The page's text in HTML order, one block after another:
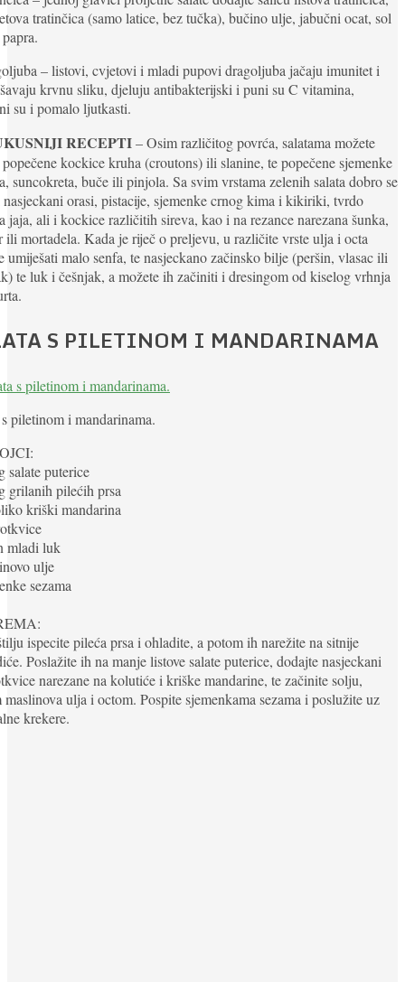
tratinčica (samo latice, bez tučka), bučino ulje, jabučni ocat, sol
– listovi, cvjetovi i mladi pupovi dragoljuba jačaju imunitet i
krvnu sliku, djeluju antibakterijski i puni su C vitamina,
su i pomalo ljutkasti.
RECEPTI– Osim različitog povrća, salatama možete
kockice kruha (croutons) ili slanine, te popečene sjemenke
suncokreta, buče ili pinjola. Sa svim vrstama zelenih salata dobro se
nasjeckani orasi, pistacije, sjemenke crnog kima i kikiriki, tvrdo
jaja, ali i kockice različitih sireva, kao i na rezance narezana šunka,
ili mortadela. Kada je riječ o preljevu, u različite vrste ulja i octa
umiješati malo senfa, te nasjeckano začinsko bilje (peršin, vlasac ili
te luk i češnjak, a možete ih začiniti i dresingom od kiselog vrhnja
S PILETINOM I MANDARINAMA
piletinom i mandarinama.
salate puterice
grilanih pilećih prsa
kriški mandarina
mladi luk
ulje
sezama
ispecite pileća prsa i ohladite, a potom ih narežite na sitnije
Poslažite ih na manje listove salate puterice, dodajte nasjeckani
narezane na kolutiće i kriške mandarine, te začinite solju,
ulja i octom. Pospite sjemenkama sezama i poslužite uz
krekere.